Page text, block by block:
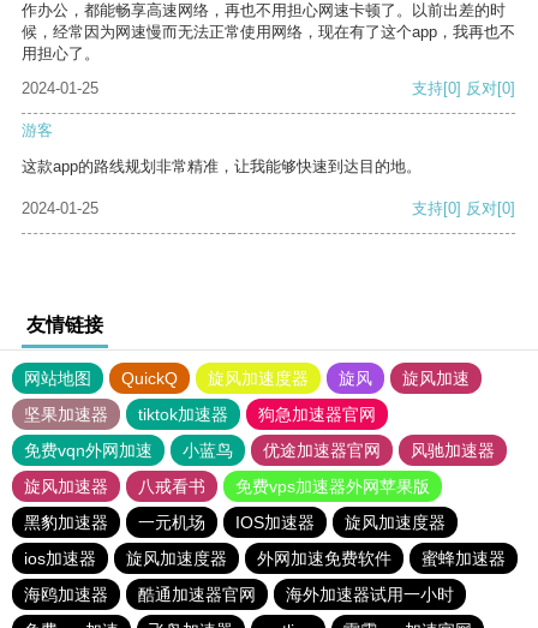
作办公，都能畅享高速网络，再也不用担心网速卡顿了。以前出差的时
候，经常因为网速慢而无法正常使用网络，现在有了这个app，我再也不
用担心了。
2024-01-25
支持[0] 反对[0]
游客
这款app的路线规划非常精准，让我能够快速到达目的地。
2024-01-25 支持[0] 反对[0]
友情链接
网站地图 QuickQ 旋风加速度器 旋风
旋风加速
坚果加速器
tiktok加速器
狗急加速器官网
免费vqn外网加速
小蓝鸟 优途加速器官网
风驰加速器
旋风加速器
八戒看书
免费vps加速器外网苹果版
黑豹加速器
一元机场 IOS加速器
旋风加速度器
ios加速器
旋风加速度器 外网加速免费软件
蜜蜂加速器
海鸥加速器
酷通加速器官网
海外加速器试用一小时